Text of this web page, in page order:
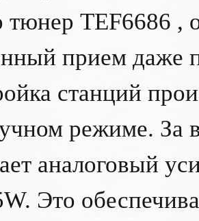
тюнер TEF6686 ,
прием даже
станций
режиме. За
аналоговый
Это